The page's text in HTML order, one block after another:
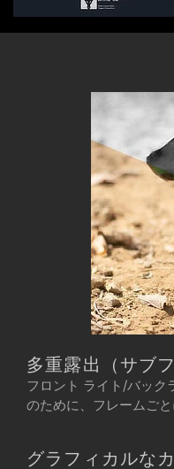
多重露出（サブ
フロント ライト/バック
のために、フレームご
グラフィカルな